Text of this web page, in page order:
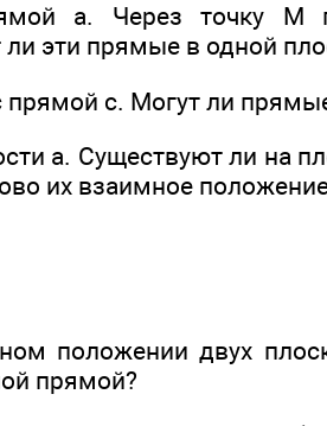
а. Через точку М
эти прямые в одной
с. Могут ли
а. Существуют ли на
их взаимное
положении двух
прямой?